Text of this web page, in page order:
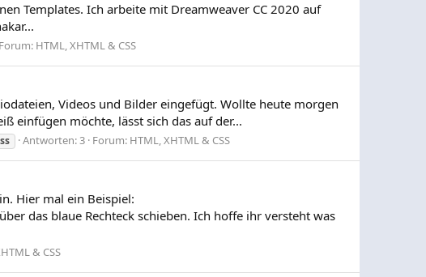
Templates. Ich arbeite mit Dreamweaver CC 2020 auf
Forum: HTML, XHTML & CSS
Videos und Bilder eingefügt. Wollte heute morgen
einfügen möchte, lässt sich das auf der...
Antworten: 3 Forum: HTML, XHTML & CSS
Hier mal ein Beispiel:
das blaue Rechteck schieben. Ich hoffe ihr versteht was
& CSS